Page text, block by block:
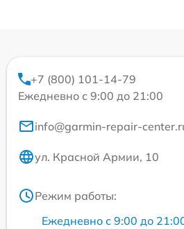
+7 (800) 101-14-79
Ежедневно с 9:00 до 21:00
info@garmin-repair-
ул. Красной Армии, 10
Режим работы:
Ежедневно с 9:00 до